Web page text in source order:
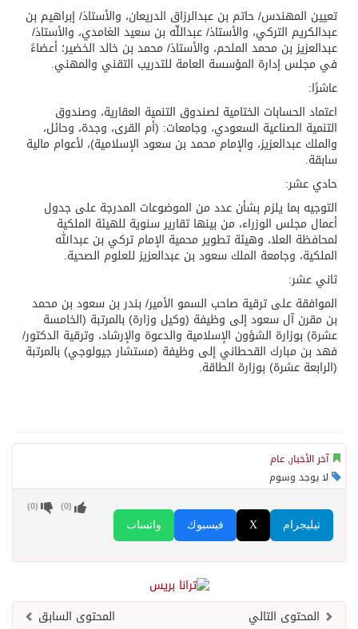
تعيين المهندس/ حاتم بن عبدالرزاق الدريعان، والأستاذ/ إبراهيم بن
عبدالكريم التركي، والأستاذ/ عبداللّه بن سعيد الغامدي، والأستاذ/
عبدالعزيز بن محمد الملحم، والأستاذ/ محمد بن خالد الخضير؛ أعضاءً
في مجلس إدارة المؤسسة العامة للتدريب التقني والمهني.
عاشرًا:
اعتماد الحسابات الختامية لصندوق التنمية العقارية، وصندوق
التنمية الصناعية السعودي، وجامعات: (أم القرى، وجدة، وحائل،
والملك عبدالعزيز، والإمام محمد بن سعود الإسلامية)، لأعوام مالية
سابقة.
حادي عشر:
التوجيه بما يلزم بشأن عدد من الموضوعات المدرجة على جدول
أعمال مجلس الوزراء، من بينها تقارير سنوية للهيئة الملكية
لمحافظة العلا، وهيئة تطوير محمية الإمام تركي بن عبدالله
الملكية، وجامعة الملك سعود بن عبدالعزيز للعلوم الصحية.
ثاني عشر:
الموافقة على ترقية صاحب السمو الأمير/ بندر بن سعود بن محمد
بن مقرن آل سعود إلى وظيفة (وكيل وزارة) بالمرتبة (الخامسة
عشرة) بوزارة الشؤون الإسلامية والدعوة والإرشاد، وترقية الدكتور/
فهد بن مبارك القحطاني إلى وظيفة (مستشار جيولوجي) بالمرتبة
(الرابعة عشرة) بوزارة الطاقة.
آخر الأخبار, عام
لا يوجد وسوم
واتساب فيسبوك X تيليجرام
(
0
) (
0
)
المحتوى السابق
المحتوى التالي